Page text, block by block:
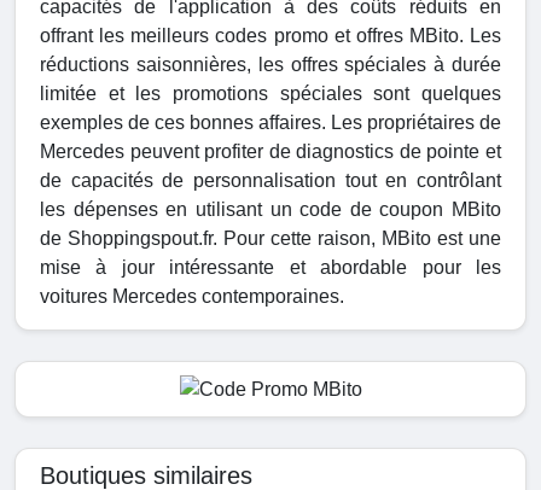
capacités de l'application à des coûts réduits en
offrant les meilleurs codes promo et offres MBito. Les
réductions saisonnières, les offres spéciales à durée
limitée et les promotions spéciales sont quelques
exemples de ces bonnes affaires. Les propriétaires de
Mercedes peuvent profiter de diagnostics de pointe et
de capacités de personnalisation tout en contrôlant
les dépenses en utilisant un code de coupon MBito
de Shoppingspout.fr. Pour cette raison, MBito est une
mise à jour intéressante et abordable pour les
voitures Mercedes contemporaines.
Boutiques similaires